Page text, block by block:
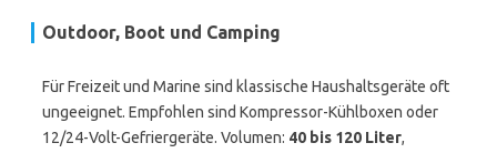
Outdoor, Boot und Camping
Für Freizeit und Marine sind klassische Haushaltsgeräte oft
ungeeignet. Empfohlen sind Kompressor-Kühlboxen oder
12/24-Volt-Gefriergeräte. Volumen: 40 bis 120 Liter,